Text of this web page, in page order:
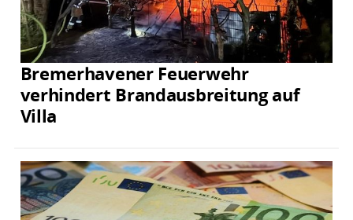
Bremerhavener Feuerwehr
verhindert Brandausbreitung auf
Villa